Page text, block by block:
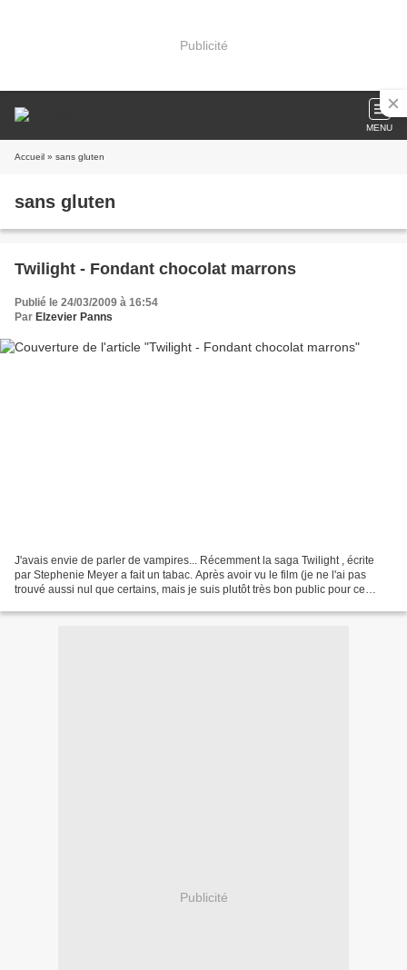
Publicité
MENU
Accueil » sans gluten
sans gluten
Twilight - Fondant chocolat marrons
Publié le 24/03/2009 à 16:54
Par Elzevier Panns
J'avais envie de parler de vampires... Récemment la saga Twilight , écrite
par Stephenie Meyer a fait un tabac. Après avoir vu le film (je ne l'ai pas
trouvé aussi nul que certains, mais je suis plutôt très bon public pour ce
Publicité